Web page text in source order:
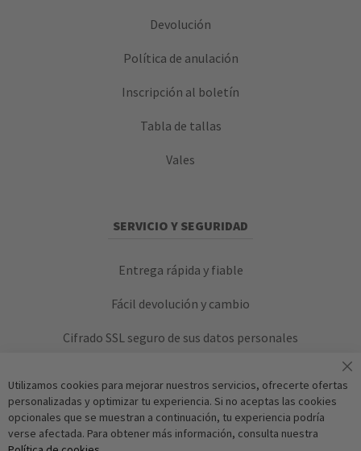
Devolución
Política de anulación
Inscripción al boletín
Tabla de tallas
Vales
SERVICIO Y SEGURIDAD
Entrega rápida y fiable
Fácil devolución y cambio
Cifrado SSL seguro de sus datos personales
Utilizamos cookies para mejorar nuestros servicios, ofrecerte ofertas
personalizadas y optimizar tu experiencia. Si no aceptas las cookies
opcionales que se muestran a continuación, tu experiencia podría
verse afectada. Para obtener más información, consulta nuestra